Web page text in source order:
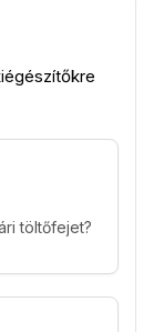
töltőfejet?